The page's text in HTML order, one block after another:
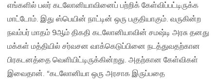
எங்களில் பலர் கடலோனியாவினைப் பற்றிக் கேள்விப்பட்டிருக்க
மாட்டோம். இது ஸ்பெயின் நாட்டின் ஒரு பகுதியாகும். வருகின்ற
நவம்பர் மாதம் 9ஆம் திகதி கடலோனியாவின் சமஷ்டி அரசு தனது
மக்கள் மத்தியில் சர்வசன வாக்கெடுப்பினை நடத்துவதற்கான
பிரகடனத்தை வெளியிட்டிருக்கின்றது. அதற்கான கேள்விகள்
இவைதான். “கடலோனியா ஒரு அரசாக இருப்பதை